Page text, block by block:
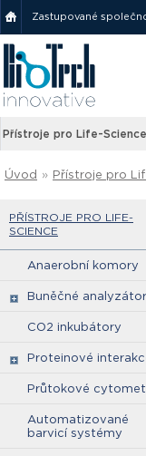
Zastupované
Přístroje pro Life-Science
Úvod » Přístroje pro
PŘÍSTROJE PRO LIFE-
SCIENCE
Anaerobní komory
Buněčné
CO2 inkubátory
Proteinové
Průtokové
Automatizované
barvicí systémy